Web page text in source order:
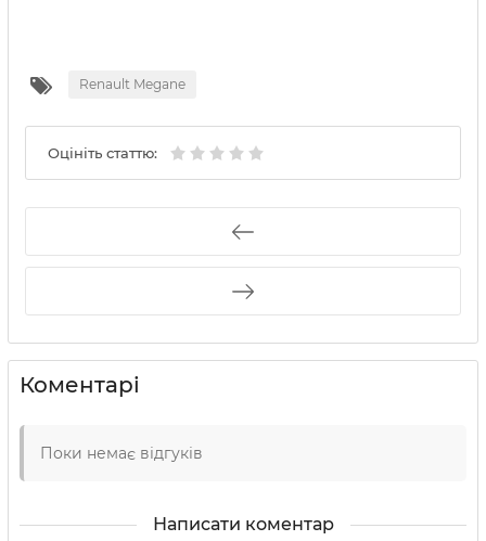
Renault Megane
Оцініть статтю:
Коментарі
Поки немає відгуків
Написати коментар